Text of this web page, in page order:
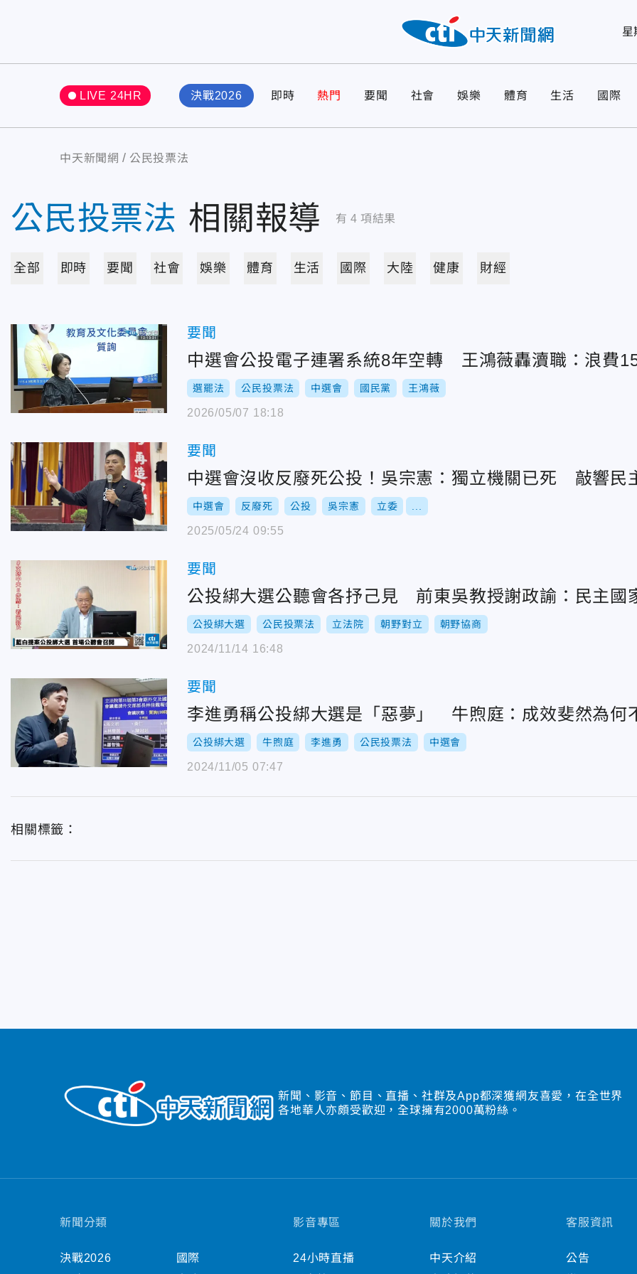
星
LIVE 24HR 決戰2026 即時 熱門 要聞 社會 娛樂 體育 生活 國際
中天新聞網 公民投票法
公民投票法 相關報導 有 4 項結果
全部 即時 要聞 社會 娛樂 體育 生活 國際 大陸 健康 財經
要聞
中選會公投電子連署系統8年空轉 王鴻薇轟瀆職：浪費
選罷法 公民投票法 中選會 國民黨 王鴻薇
2026/05/07 18:18
要聞
中選會沒收反廢死公投！吳宗憲：獨立機關已死 敲響民
中選會 反廢死 公投 吳宗憲 立委
2025/05/24 09:55
要聞
公投綁大選公聽會各抒己見 前東吳教授謝政諭：民主國
公投綁大選 公民投票法 立法院 朝野對立 朝野協商
2024/11/14 16:48
要聞
李進勇稱公投綁大選是「惡夢」 牛煦庭：成效斐然為何
公投綁大選 牛煦庭 李進勇 公民投票法 中選會
2024/11/05 07:47
相關標籤：
新聞、影音、節目、直播、社群及App都深獲網友喜愛，在全世界
各地華人亦頗受歡迎，全球擁有2000萬粉絲。
新聞分類
決戰2026
國際
影音專區
24小時直播
關於我們
中天介紹
客服資訊
公告